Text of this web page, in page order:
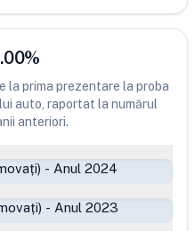
%
la prima prezentare la proba
auto, raportat la numărul
anteriori.
- Anul 2024
- Anul 2023